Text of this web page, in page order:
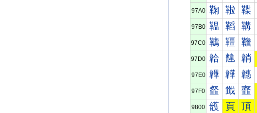
97A0 鞠 鞡 鞢
97B0 鞰 鞱 鞲
97C0 韀 韁 韂
97D0 韐 韑 韒
97E0 韠 韡 韢
97F0 韰 韱 韲
9800 頀 頁 頂